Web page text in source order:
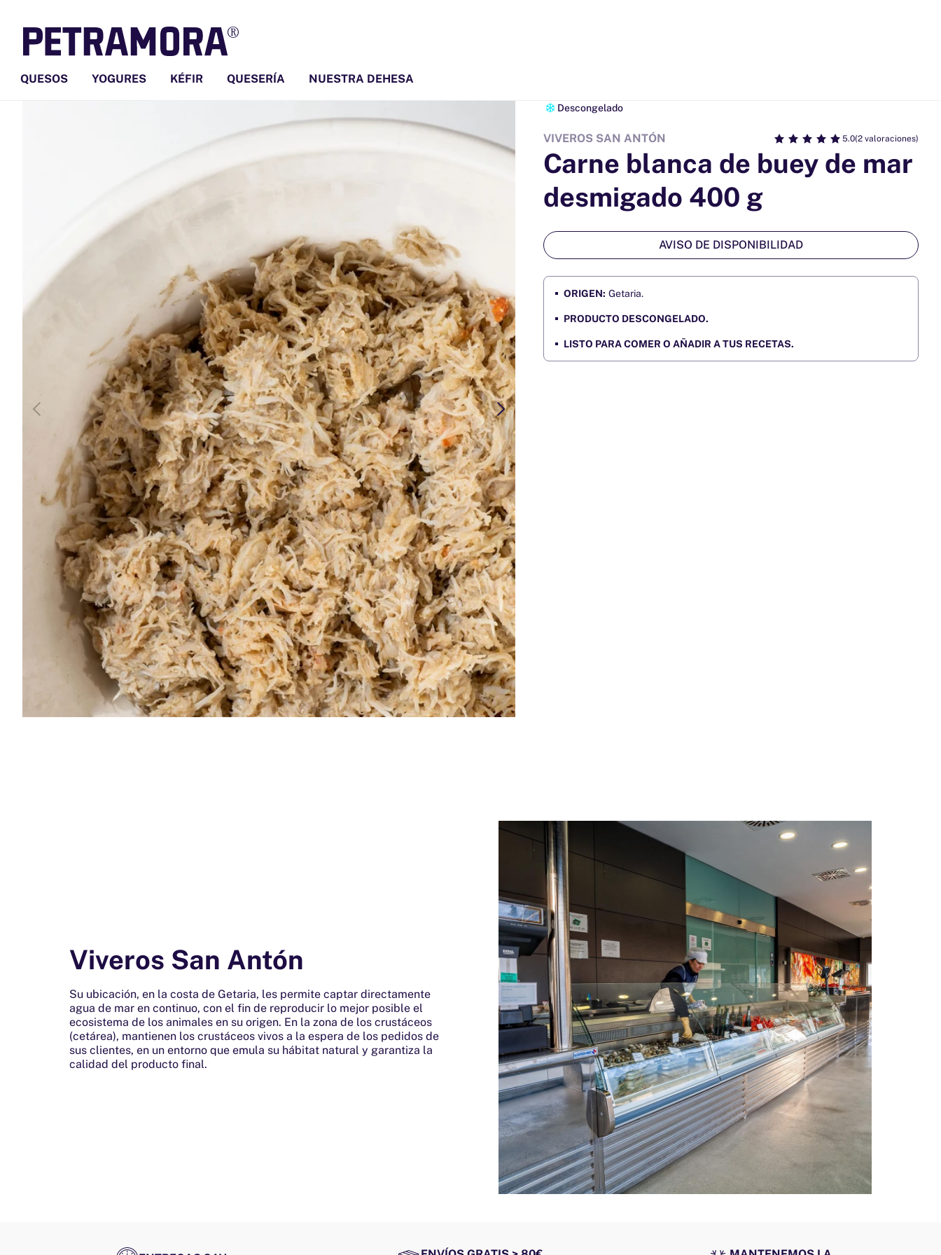
al contenido
QUESOS YOGURES KÉFIR QUESERÍA NUESTRA DEHESA
Descongelado
VIVEROS SAN ANTÓN 5.0(2 valoraciones)
Carne blanca de buey de mar
desmigado 400 g
AVISO DE DISPONIBILIDAD
ORIGEN: Getaria.
PRODUCTO DESCONGELADO.
LISTO PARA COMER O AÑADIR A TUS RECETAS.
Viveros San Antón
Su ubicación, en la costa de Getaria, les permite captar directamente
agua de mar en continuo, con el fin de reproducir lo mejor posible el
ecosistema de los animales en su origen. En la zona de los crustáceos
(cetárea), mantienen los crustáceos vivos a la espera de los pedidos de
sus clientes, en un entorno que emula su hábitat natural y garantiza la
calidad del producto final.